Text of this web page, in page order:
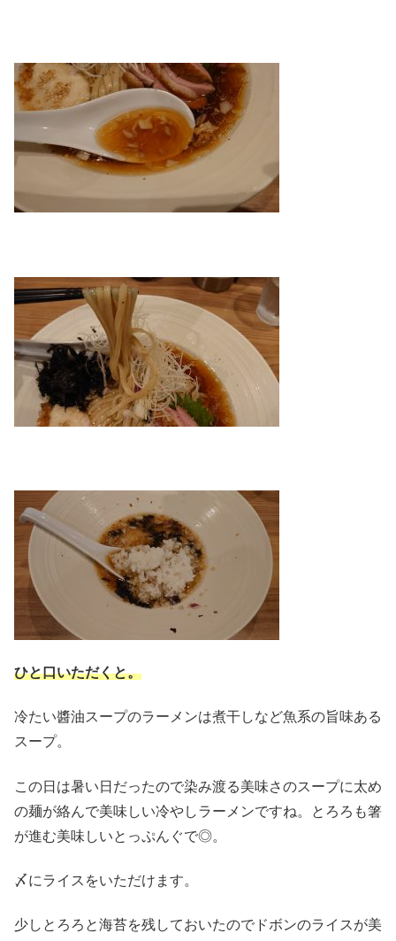
ひと口いただくと。
冷たい醬油スープのラーメンは煮干しなど魚系の旨味ある
スープ。
この日は暑い日だったので染み渡る美味さのスープに太め
の麺が絡んで美味しい冷やしラーメンですね。とろろも箸
が進む美味しいとっぷんぐで◎。
〆にライスをいただけます。
少しとろろと海苔を残しておいたのでドボンのライスが美